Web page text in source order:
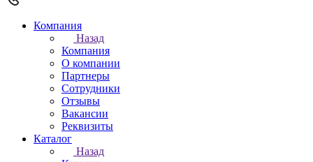
Компания
Назад
Компания
О компании
Партнеры
Сотрудники
Отзывы
Вакансии
Реквизиты
Каталог
Назад